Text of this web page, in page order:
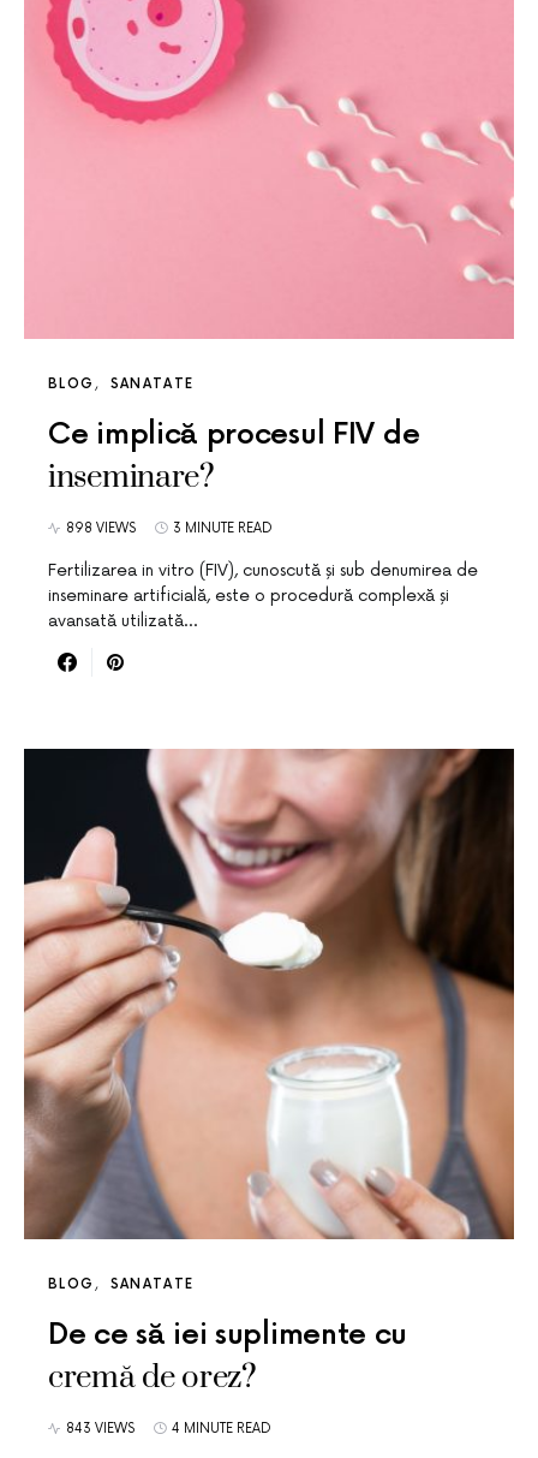
BLOG SANATATE
Ce implică procesul FIV de
inseminare?
898 VIEWS 3 MINUTE READ
Fertilizarea in vitro (FIV), cunoscută și sub denumirea de
inseminare artificială, este o procedură complexă și
avansată utilizată…
BLOG SANATATE
De ce să iei suplimente cu
cremă de orez?
843 VIEWS 4 MINUTE READ